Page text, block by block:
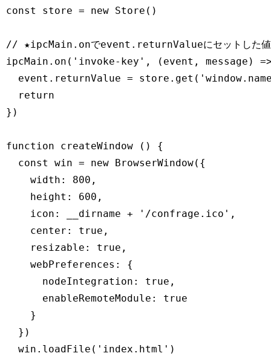
const store = new Store()
// ★ipcMain.onでevent.returnValueにセットした値
ipcMain.on('invoke-key', (event, message)
event.returnValue =
  return
})
function createWindow () {
  const win = new BrowserWindow({
    width: 800,
    height: 600,
    icon: __dirname + '/confrage.ico',
    center: true,
    resizable: true,
    webPreferences: {
      nodeIntegration: true,
      enableRemoteModule: true
    }
  })
  win.loadFile('index.html')